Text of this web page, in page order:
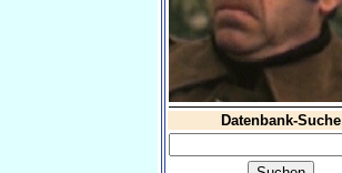
Datenbank-Suche